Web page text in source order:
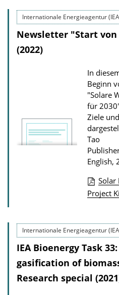
b
l
i
t
i
o
n
D
o
w
n
l
d
s
Internationale Energieagentur
Newsletter "Start von
(2022)
In
Beginn
"Solare
für
Ziele
Tao
English,
P
b
l
i
c
a
Solar
Project
Internationale Energieagentur
IEA Bioenergy Task
gasification of
Research special